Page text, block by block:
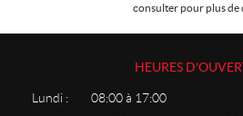
consulter pour plus de
HEURES
Lundi :
08:00 à 17:00